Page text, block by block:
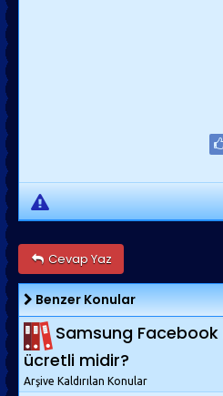
Cevap Yaz
Benzer Konular
Samsung
ücretli midir?
Arşive Kaldırılan Konular